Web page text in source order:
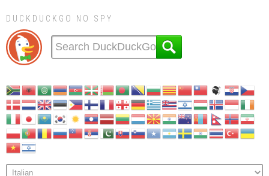
DUCKDUCKGO NO SPY